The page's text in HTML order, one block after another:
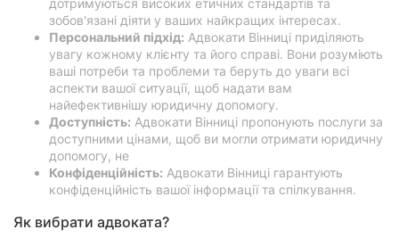
зобов'язані діяти у ваших найкращих інтересах.
Персональний підхід: Адвокати Вінниці приділяють
увагу кожному клієнту та його справі. Вони розуміють
ваші потреби та проблеми та беруть до уваги всі
аспекти вашої ситуації, щоб надати вам
найефективнішу юридичну допомогу.
Доступність: Адвокати Вінниці пропонують послуги за
доступними цінами, щоб ви могли отримати юридичну
допомогу, не
Конфіденційність: Адвокати Вінниці гарантують
конфіденційність вашої інформації та спілкування.
Як вибрати адвоката?